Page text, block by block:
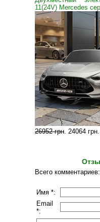
11(24V) Mercedes
26952 грн. 24064 грн.
Всего комментариев:
Имя *:
Email
*: